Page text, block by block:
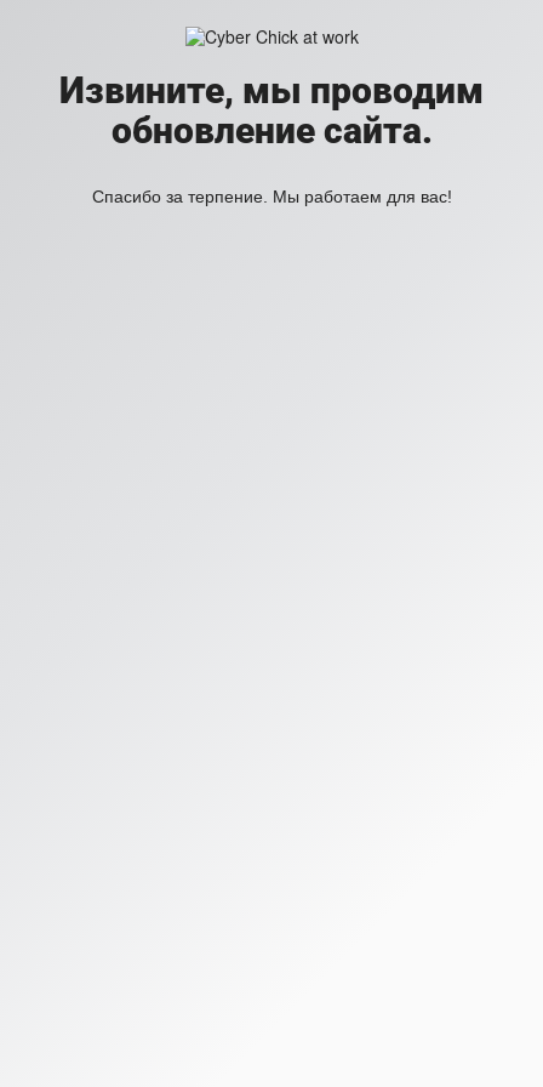
Извините, мы проводим
обновление сайта.
Спасибо за терпение. Мы работаем для вас!